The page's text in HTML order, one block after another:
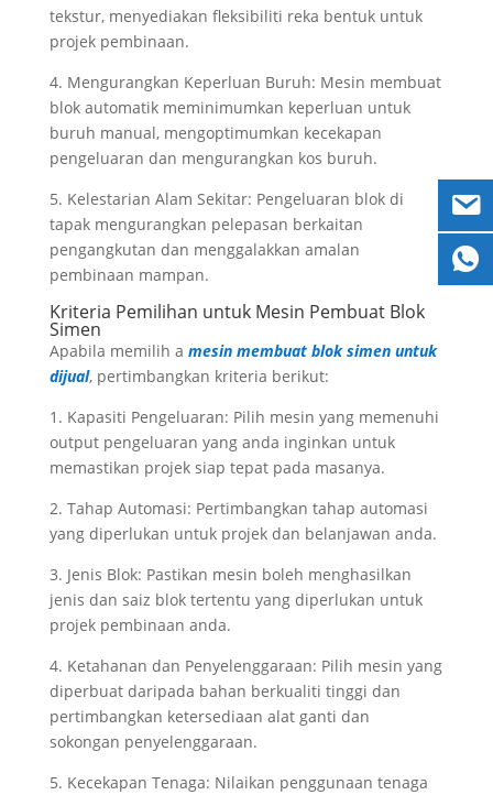
tekstur, menyediakan fleksibiliti reka bentuk untuk
projek pembinaan.
4. Mengurangkan Keperluan Buruh: Mesin membuat
blok automatik meminimumkan keperluan untuk
buruh manual, mengoptimumkan kecekapan
pengeluaran dan mengurangkan kos buruh.
5. Kelestarian Alam Sekitar: Pengeluaran blok di
tapak mengurangkan pelepasan berkaitan
pengangkutan dan menggalakkan amalan
pembinaan mampan.
Kriteria Pemilihan untuk Mesin Pembuat Blok
Simen
Apabila memilih a mesin membuat blok simen untuk
dijual, pertimbangkan kriteria berikut:
1. Kapasiti Pengeluaran: Pilih mesin yang memenuhi
output pengeluaran yang anda inginkan untuk
memastikan projek siap tepat pada masanya.
2. Tahap Automasi: Pertimbangkan tahap automasi
yang diperlukan untuk projek dan belanjawan anda.
3. Jenis Blok: Pastikan mesin boleh menghasilkan
jenis dan saiz blok tertentu yang diperlukan untuk
projek pembinaan anda.
4. Ketahanan dan Penyelenggaraan: Pilih mesin yang
diperbuat daripada bahan berkualiti tinggi dan
pertimbangkan ketersediaan alat ganti dan
sokongan penyelenggaraan.
5. Kecekapan Tenaga: Nilaikan penggunaan tenaga